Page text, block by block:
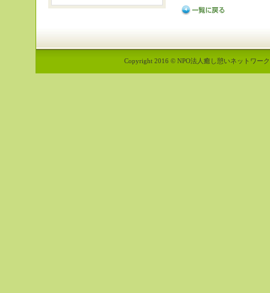
Copyright 2016 © NPO法人癒し憩いネットワー